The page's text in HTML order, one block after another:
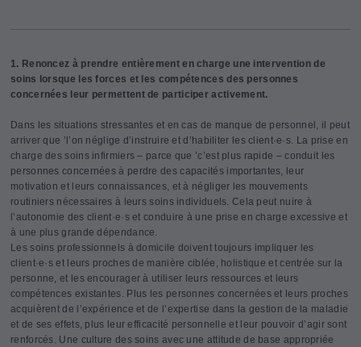
1. Renoncez à prendre entièrement en charge une intervention de
soins lorsque les forces et les compétences des personnes
concernées leur permettent de participer activement.
Dans les situations stressantes et en cas de manque de personnel, il peut
arriver que ’l’on néglige d’instruire et d’habiliter les client·e·s. La prise en
charge des soins infirmiers – parce que ’c’est plus rapide – conduit les
personnes concernées à perdre des capacités importantes, leur
motivation et leurs connaissances, et à négliger les mouvements
routiniers nécessaires à leurs soins individuels. Cela peut nuire à
l’autonomie des client·e·s et conduire à une prise en charge excessive et
à une plus grande dépendance.
Les soins professionnels à domicile doivent toujours impliquer les
client·e·s et leurs proches de manière ciblée, holistique et centrée sur la
personne, et les encourager à utiliser leurs ressources et leurs
compétences existantes. Plus les personnes concernées et leurs proches
acquièrent de l’expérience et de l’expertise dans la gestion de la maladie
et de ses effets, plus leur efficacité personnelle et leur pouvoir d’agir sont
renforcés. Une culture des soins avec une attitude de base appropriée